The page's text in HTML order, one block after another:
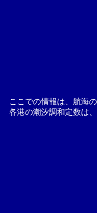
ここでの情報は、航海
各港の潮汐調和定数は